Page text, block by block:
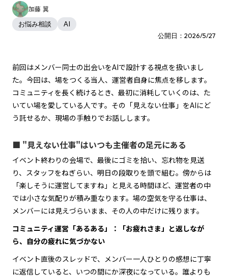
加藤 翼
お悩み相談
AI
公開日：2026/5/27
前回はメンバー同士の出会いをAIで設計する視点を扱いまし
た。今回は、場をつくる当人、運営者自身に焦点を移します。
コミュニティを長く続けるとき、最初に消耗していくのは、た
いてい場を愛している人です。その「見えない仕事」をAIにど
う託せるか、現場の手触りでお話しします。
■ "見えない仕事"はいつも主催者の足元にある
イベント終わりの会場で、最後にゴミを拾い、忘れ物を見送
り、スタッフをねぎらい、明日の段取りを頭で組む。傍からは
「楽しそうに運営してますね」と見える時間ほど、運営者の中
では小さな気配りが積み重なります。場の空気を守る仕事は、
メンバーには見えづらいまま、その人の中だけに残ります。
コミュニティ運営「あるある」：「お疲れさま」と返しなが
ら、自分の疲れに気づかない
イベント直後のスレッドで、メンバー一人ひとりの感想に丁寧
に返信していると、いつの間にか深夜になっている。誰よりも